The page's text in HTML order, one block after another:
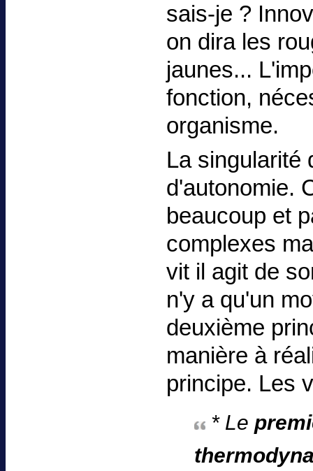
sais-je ?
on dira les
jaunes...
fonction,
organisme.
La singularité
d'autonomie.
beaucoup et
complexes
vit il agit de
n'y a qu'un
deuxième
manière à
principe. Les
* Le